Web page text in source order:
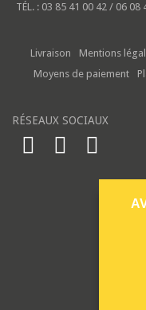
TÉL. : 03 85 41 00 42 / 06 08
Livraison Mentions
Moyens de paiement
RÉSEAUX SOCIAUX